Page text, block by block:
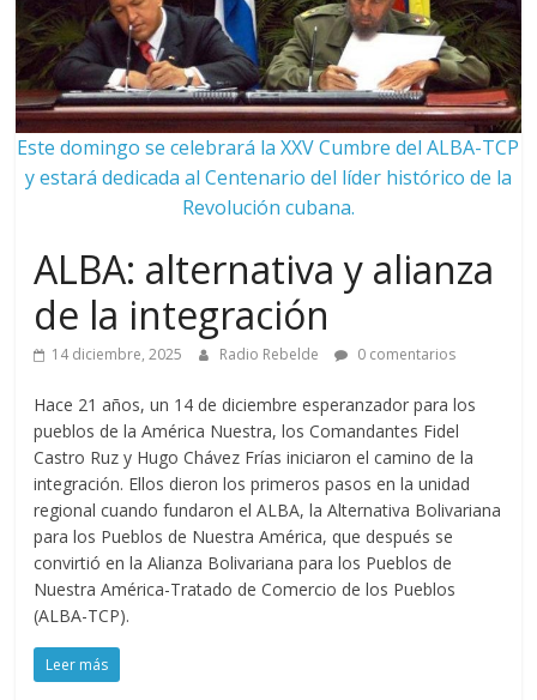
Este domingo se celebrará la XXV Cumbre del ALBA-TCP
y estará dedicada al Centenario del líder histórico de la
Revolución cubana.
ALBA: alternativa y alianza
de la integración
14 diciembre, 2025 Radio Rebelde 0 comentarios
Hace 21 años, un 14 de diciembre esperanzador para los
pueblos de la América Nuestra, los Comandantes Fidel
Castro Ruz y Hugo Chávez Frías iniciaron el camino de la
integración. Ellos dieron los primeros pasos en la unidad
regional cuando fundaron el ALBA, la Alternativa Bolivariana
para los Pueblos de Nuestra América, que después se
convirtió en la Alianza Bolivariana para los Pueblos de
Nuestra América-Tratado de Comercio de los Pueblos
(ALBA-TCP).
Leer más